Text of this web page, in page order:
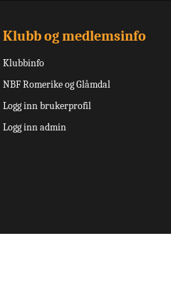
Klubb og medlemsinfo
Klubbinfo
NBF Romerike og Glåmdal
Logg inn brukerprofil
Logg inn admin